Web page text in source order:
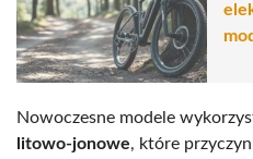
Nowoczesne modele
litowo-jonowe, które